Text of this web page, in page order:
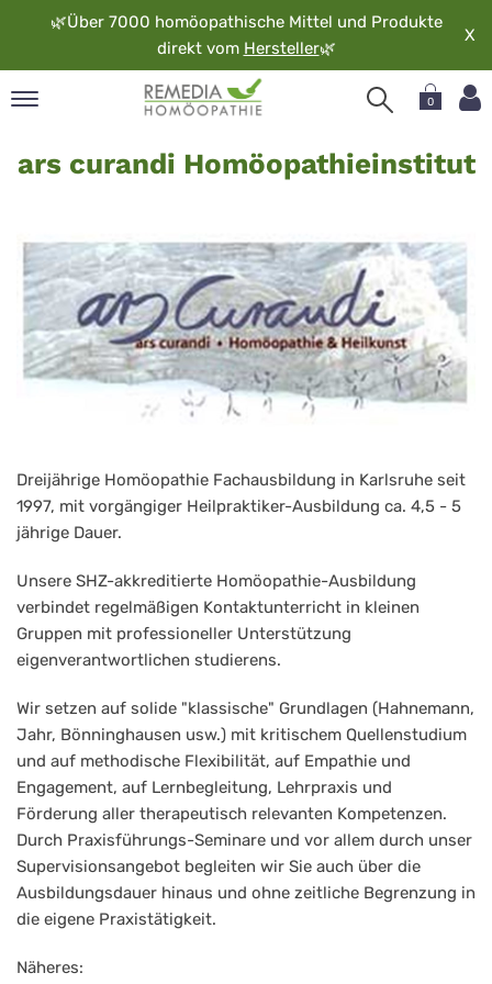
🌿Über 7000 homöopathische Mittel und Produkte
direkt vom Hersteller🌿
X
0
curandi
ars curandi Homöopathieinstitut
Dreijährige Homöopathie Fachausbildung in Karlsruhe seit
1997, mit vorgängiger Heilpraktiker-Ausbildung ca. 4,5 - 5
jährige Dauer.
Unsere SHZ-akkreditierte Homöopathie-Ausbildung
verbindet regelmäßigen Kontaktunterricht in kleinen
Gruppen mit professioneller Unterstützung
eigenverantwortlichen studierens.
Wir setzen auf solide "klassische" Grundlagen (Hahnemann,
Jahr, Bönninghausen usw.) mit kritischem Quellenstudium
und auf methodische Flexibilität, auf Empathie und
Engagement, auf Lernbegleitung, Lehrpraxis und
Förderung aller therapeutisch relevanten Kompetenzen.
Durch Praxisführungs-Seminare und vor allem durch unser
Supervisionsangebot begleiten wir Sie auch über die
Ausbildungsdauer hinaus und ohne zeitliche Begrenzung in
die eigene Praxistätigkeit.
Näheres: